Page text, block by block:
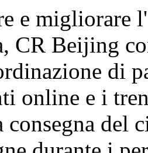
e migliorare
CR Beijing
di
online e i
consegna del